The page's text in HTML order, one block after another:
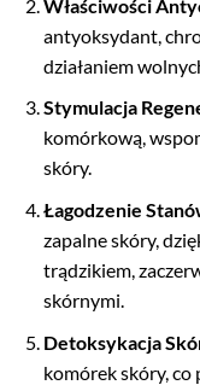
Właściwości
antyoksydant,
działaniem
Stymulacja
komórkową,
skóry.
Łagodzenie
zapalne skóry,
trądzikiem,
skórnymi.
Detoksykacja
komórek skóry, co